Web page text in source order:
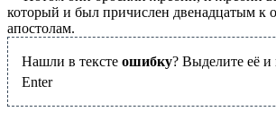
который и был причислен двенадцатым к
апостолам.
Нашли в тексте ошибку? Выделите её
Enter